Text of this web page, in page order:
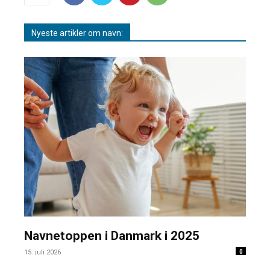
Nyeste artikler om navn:
Navnetoppen i Danmark i 2025
15. juli 2026 0